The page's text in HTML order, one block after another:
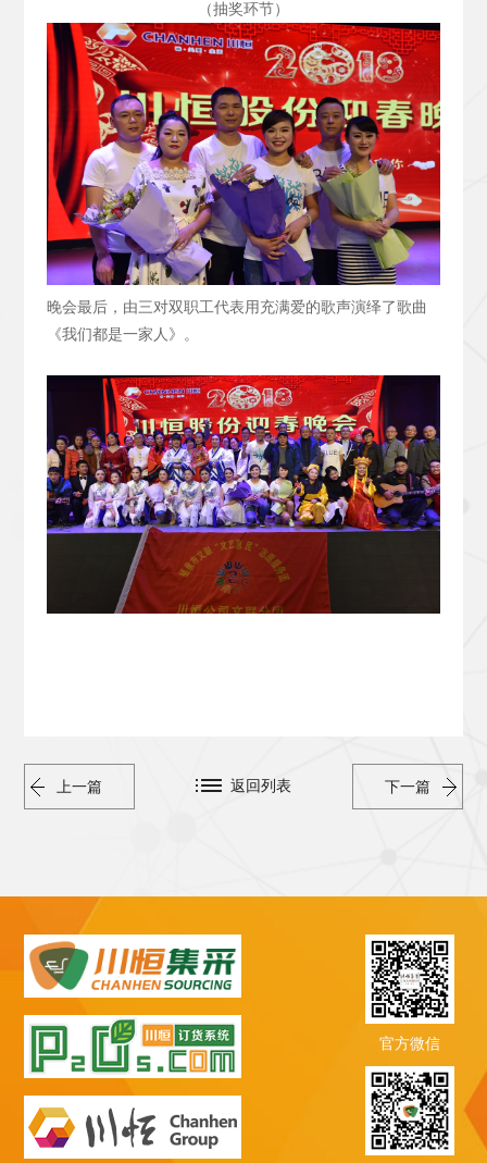
（抽奖环节）
晚会最后，由三对双职工代表用充满爱的歌声演绎了歌曲
《我们都是一家人》。
上一篇 下一篇
返回列表
官方微信